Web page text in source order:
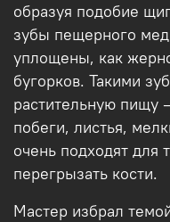
образуя подобие
зубы пещерного
уплощены, как
бугорков. Такими
растительную пищу
побеги, листья,
очень подходят для
перегрызать кости.
Мастер избрал